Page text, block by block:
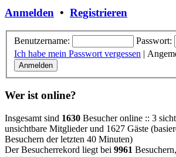
Anmelden • Registrieren
Benutzername:
Passwort:
Ich habe mein Passwort vergessen |
Wer ist online?
Insgesamt sind 1630 Besucher online :: 3
unsichtbare Mitglieder und 1627 Gäste
Besuchern der letzten 40 Minuten)
Der Besucherrekord liegt bei 9961